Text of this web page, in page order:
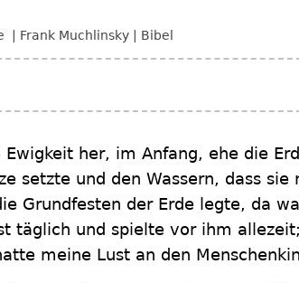
Frank Muchlinsky Bibel
Ewigkeit her, im Anfang, ehe die
setzte und den Wassern, dass sie
Grundfesten der Erde legte, da
täglich und spielte vor ihm
meine Lust an den